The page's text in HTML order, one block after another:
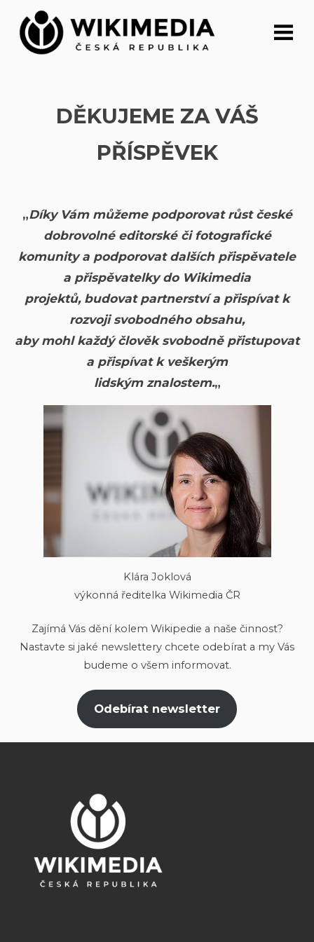
Přeskočit
obsah
DĚKUJEME ZA VÁŠ
PŘÍSPĚVEK
„Díky Vám můžeme podporovat růst české
dobrovolné editorské či fotografické
komunity a podporovat dalších přispěvatele
a přispěvatelky do Wikimedia
projektů, budovat partnerství a přispívat k
rozvoji svobodného obsahu,
aby mohl každý člověk svobodně přistupovat
a přispívat k veškerým
lidským znalostem.„
Klára Joklová
výkonná ředitelka Wikimedia ČR
Zajímá Vás dění kolem Wikipedie a naše činnost?
Nastavte si jaké newslettery chcete odebírat a my Vás
budeme o všem informovat.
Odebírat newsletter